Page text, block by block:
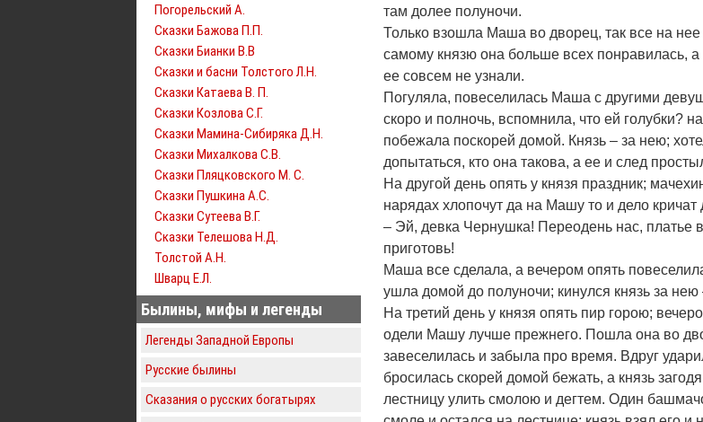
Погорельский А.
Сказки Бажова П.П.
Сказки Бианки В.В
Сказки и басни Толстого Л.Н.
Сказки Катаева В. П.
Сказки Козлова С.Г.
Сказки Мамина-Сибиряка Д.Н.
Сказки Михалкова С.В.
Сказки Пляцковского М. С.
Сказки Пушкина А.С.
Сказки Сутеева В.Г.
Сказки Телешова Н.Д.
Толстой А.Н.
Шварц Е.Л.
Былины, мифы и легенды
Легенды Западной Европы
Русские былины
Сказания о русских богатырях
там долее полуночи.
Только взошла Маша во дворец, так все на нее
самому князю она больше всех понравилась, а
ее совсем не узнали.
Погуляла, повеселилась Маша с другими
скоро и полночь, вспомнила, что ей голубки?
побежала поскорей домой. Князь – за нею;
допытаться, кто она такова, а ее и след
На другой день опять у князя праздник;
нарядах хлопочут да на Машу то и дело кричат
– Эй, девка Чернушка! Переодень нас, платье
приготовь!
Маша все сделала, а вечером опять
ушла домой до полуночи; кинулся князь за нею
На третий день у князя опять пир горою;
одели Машу лучше прежнего. Пошла она во
завеселилась и забыла про время. Вдруг
бросилась скорей домой бежать, а князь
лестницу улить смолою и дегтем. Один